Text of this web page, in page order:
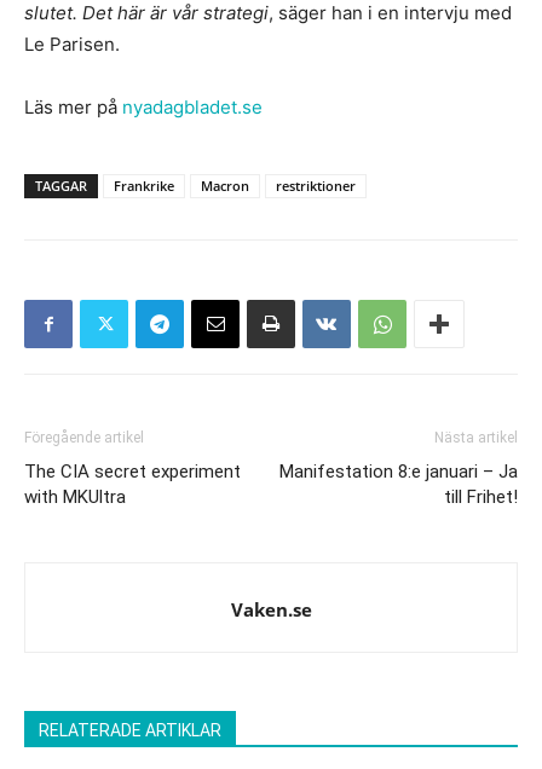
slutet. Det här är vår strategi, säger han i en intervju med
Le Parisen.
Läs mer på nyadagbladet.se
TAGGAR Frankrike Macron restriktioner
Föregående artikel
The CIA secret experiment
with MKUltra
Nästa artikel
Manifestation 8:e januari – Ja
till Frihet!
Vaken.se
RELATERADE ARTIKLAR